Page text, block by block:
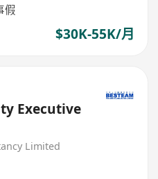
假
$30K-55K/月
Executive
Limited